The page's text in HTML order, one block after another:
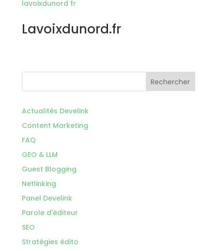
Lavoixdunord.fr
Rechercher
Actualités Develink
Content Marketing
FAQ
GEO & LLM
Guest Blogging
Netlinking
Panel Develink
Parole d'éditeur
SEO
Stratégies édito